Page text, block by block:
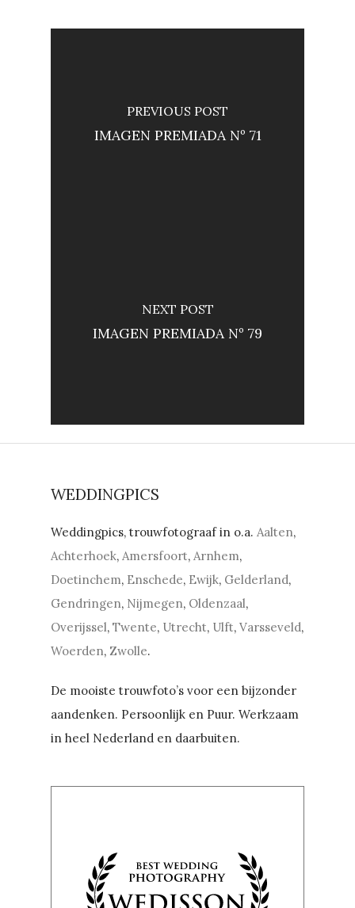
PREVIOUS POST
IMAGEN PREMIADA Nº 71
NEXT POST
IMAGEN PREMIADA Nº 79
WEDDINGPICS
Weddingpics, trouwfotograaf in o.a. Aalten,
Achterhoek, Amersfoort, Arnhem,
Doetinchem, Enschede, Ewijk, Gelderland,
Gendringen, Nijmegen, Oldenzaal,
Overijssel,Twente, Utrecht, Ulft,Varsseveld,
Woerden, Zwolle.
De mooiste trouwfoto’s voor een bijzonder
aandenken. Persoonlijk en Puur. Werkzaam
in heel Nederland en daarbuiten.